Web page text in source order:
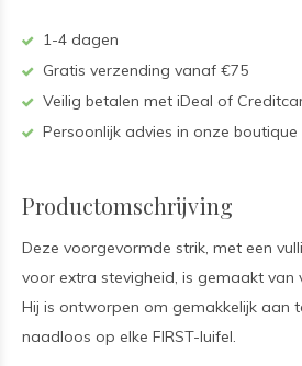
1-4 dagen
Gratis verzending vanaf €75
Veilig betalen met iDeal of
Persoonlijk advies in onze boutique
Productomschrijving
Deze voorgevormde strik, met een
voor extra stevigheid, is gemaakt van
Hij is ontworpen om gemakkelijk aan
naadloos op elke FIRST-luifel.